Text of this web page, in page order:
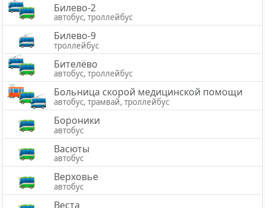
Билево-2
автобус, троллейбус
Билево-9
троллейбус
Бителёво
автобус, троллейбус
Больница скорой медицинской помощи
автобус, трамвай, троллейбус
Бороники
автобус
Васюты
автобус
Верховье
автобус
Веста